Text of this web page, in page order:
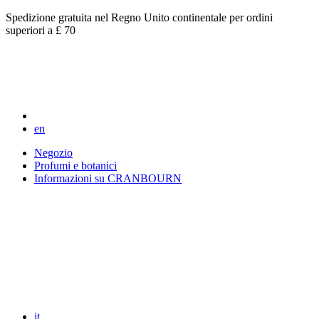
Spedizione gratuita nel Regno Unito continentale per ordini
superiori a £ 70
en
Negozio
Profumi e botanici
Informazioni su CRANBOURN
it